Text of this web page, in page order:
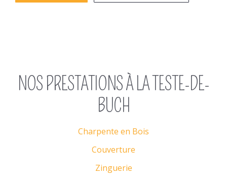
NOS PRESTATIONS À LA TESTE-DE-
BUCH
Charpente en Bois
Couverture
Zinguerie